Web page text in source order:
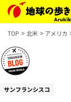
TOP 北米 アメリカ
サンフランシスコ